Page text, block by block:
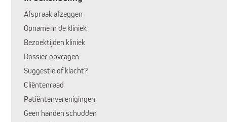
Afspraak afzeggen
Opname in de kliniek
Bezoektijden kliniek
Dossier opvragen
Suggestie of klacht?
Cliëntenraad
Huidige pagina:
Patiëntenverenigingen
Geen handen schudden